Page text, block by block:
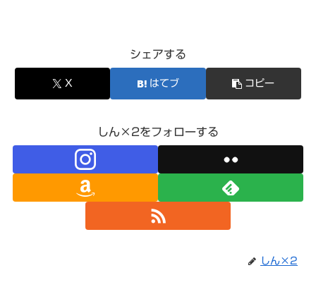
シェアする
X はてブ コピー
しん×2をフォローする
しん×2